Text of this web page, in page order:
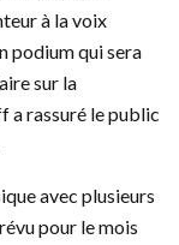
à la voix
podium qui sera
sur la
a rassuré le public
avec plusieurs
pour le mois